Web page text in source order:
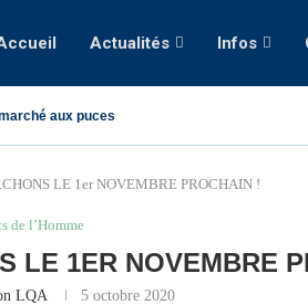
Actualités Infos
aux puces
LE 1er NOVEMBRE PROCHAIN !
de l’Homme
LE 1ER NOVEMBRE
LQA 5 octobre 2020